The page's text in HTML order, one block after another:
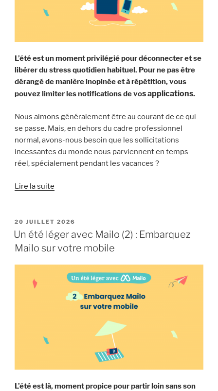
L’été est un moment privilégié pour déconnecter et se
libérer du stress quotidien habituel. Pour ne pas être
dérangé de manière inopinée et à répétition, vous
pouvez limiter les notifications de vos applications.
Nous aimons généralement être au courant de ce qui
se passe. Mais, en dehors du cadre professionnel
normal, avons-nous besoin que les sollicitations
incessantes du monde nous parviennent en temps
réel, spécialement pendant les vacances ?
Lire la suite
avec
Mailo
(3) :
les
notifications »
PUBLIÉ
LE
20 JUILLET 2026
Un été léger avec Mailo (2) : Embarquez
Mailo sur votre mobile
L’été est là, moment propice pour partir loin sans son